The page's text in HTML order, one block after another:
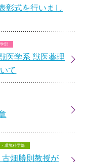
彰式を行いまし
部
医学系 獣医薬理
て
環境科学部
畑勝則教授が